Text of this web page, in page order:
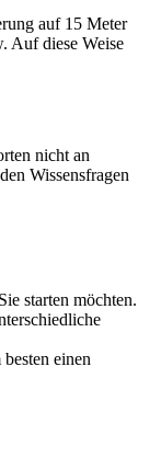
auf 15 Meter
Auf diese Weise
nicht an
Wissensfragen
starten möchten.
einen